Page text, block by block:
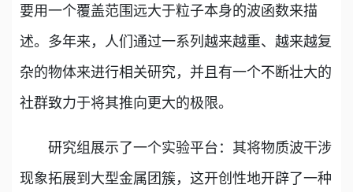
要用一个覆盖范围远大于粒子本身的波函数来描
述。多年来，人们通过一系列越来越重、越来越复
杂的物体来进行相关研究，并且有一个不断壮大的
社群致力于将其推向更大的极限。
研究组展示了一个实验平台：其将物质波干涉
现象拓展到大型金属团簇，这开创性地开辟了一种